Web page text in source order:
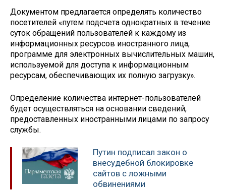
Документом предлагается определять количество
посетителей «путем подсчета однократных в течение
суток обращений пользователей к каждому из
информационных ресурсов иностранного лица,
программе для электронных вычислительных машин,
используемой для доступа к информационным
ресурсам, обеспечивающих их полную загрузку».
Определение количества интернет-пользователей
будет осуществляться на основании сведений,
предоставленных иностранными лицами по запросу
службы.
Путин подписал закон о
внесудебной блокировке
сайтов с ложными
обвинениями